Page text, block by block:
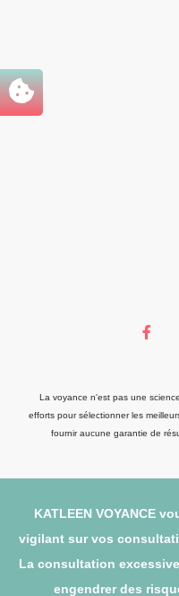
La voyance n'est pas une
efforts pour sélectionner les
fournir aucune garantie de
KATLEEN VOYANCE
vigilant sur vos
La consultation
engendrer des